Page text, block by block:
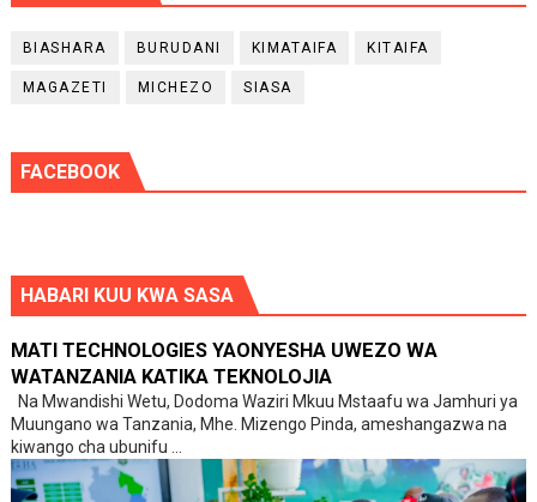
BIASHARA BURUDANI KIMATAIFA KITAIFA
MAGAZETI MICHEZO SIASA
FACEBOOK
HABARI KUU KWA SASA
MATI TECHNOLOGIES YAONYESHA UWEZO WA
WATANZANIA KATIKA TEKNOLOJIA
Na Mwandishi Wetu, Dodoma Waziri Mkuu Mstaafu wa Jamhuri ya
Muungano wa Tanzania, Mhe. Mizengo Pinda, ameshangazwa na
kiwango cha ubunifu ...